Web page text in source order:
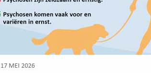
17 MEI 2026